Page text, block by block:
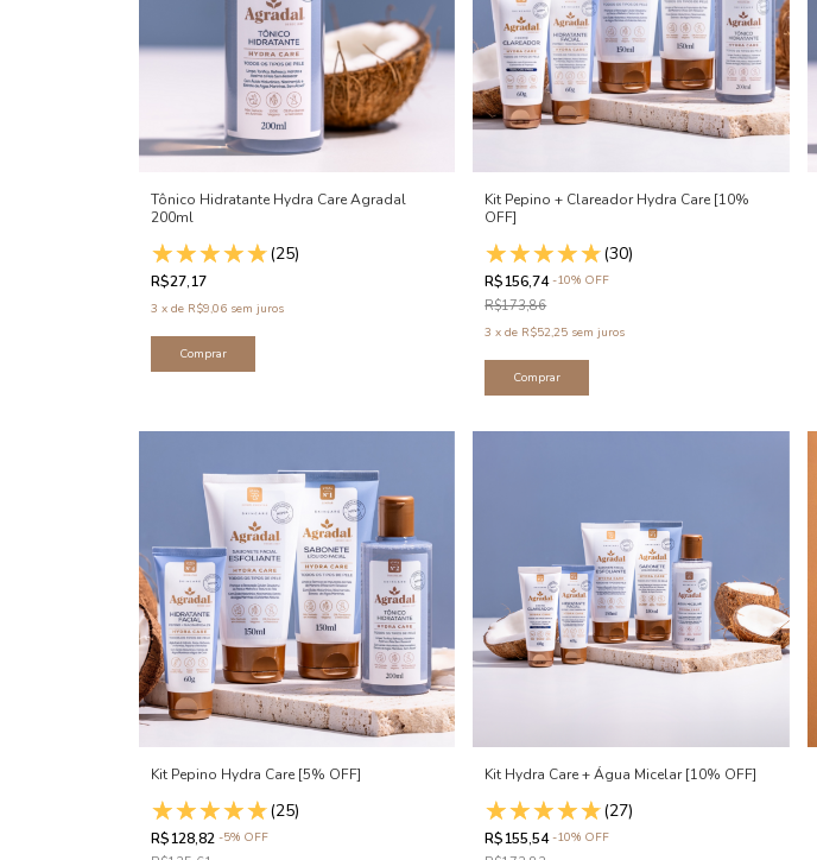
Tônico Hidratante Hydra Care Agradal
200ml
(25)
R$27,17
3 x de R$9,06 sem juros
Kit Pepino + Clareador Hydra Care [10%
OFF]
(30)
R$156,74-10% OFF
R$173,86
3 xde R$52,25 sem juros
Kit Pepino Hydra Care [5% OFF]
(25)
R$128,82 -5% OFF
Kit Hydra Care + Água Micelar [10% OFF]
(27)
R$155,54-10% OFF